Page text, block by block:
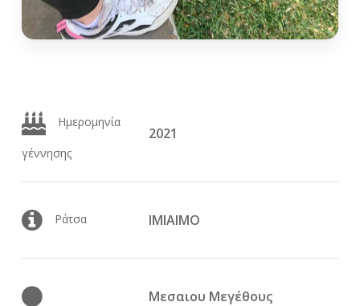
Ημερομηνία
γέννησης
2021
Ράτσα ΙΜΙΑΙΜΟ
Μεσαιου Μεγέθους